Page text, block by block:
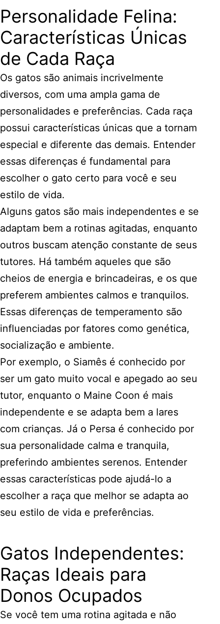
Personalidade Felina:
Características Únicas
de Cada Raça
Os gatos são animais incrivelmente
diversos, com uma ampla gama de
personalidades e preferências. Cada raça
possui características únicas que a tornam
especial e diferente das demais. Entender
essas diferenças é fundamental para
escolher o gato certo para você e seu
estilo de vida.
Alguns gatos são mais independentes e se
adaptam bem a rotinas agitadas, enquanto
outros buscam atenção constante de seus
tutores. Há também aqueles que são
cheios de energia e brincadeiras, e os que
preferem ambientes calmos e tranquilos.
Essas diferenças de temperamento são
influenciadas por fatores como genética,
socialização e ambiente.
Por exemplo, o Siamês é conhecido por
ser um gato muito vocal e apegado ao seu
tutor, enquanto o Maine Coon é mais
independente e se adapta bem a lares
com crianças. Já o Persa é conhecido por
sua personalidade calma e tranquila,
preferindo ambientes serenos. Entender
essas características pode ajudá-lo a
escolher a raça que melhor se adapta ao
seu estilo de vida e preferências.
Gatos Independentes:
Raças Ideais para
Donos Ocupados
Se você tem uma rotina agitada e não